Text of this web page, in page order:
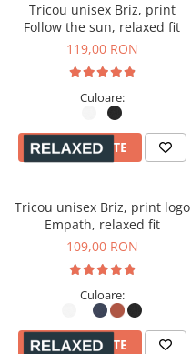
Tricou unisex Briz, print
Follow the sun, relaxed fit
119,00 RON
Culoare:
VEZI VARIANTE
Tricou unisex Briz, print logo
Empath, relaxed fit
109,00 RON
Culoare:
VEZI VARIANTE